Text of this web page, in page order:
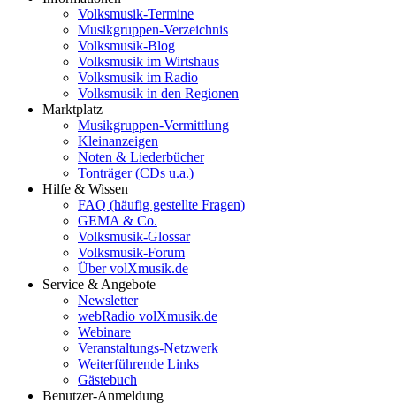
Volksmusik-Termine
Musikgruppen-Verzeichnis
Volksmusik-Blog
Volksmusik im Wirtshaus
Volksmusik im Radio
Volksmusik in den Regionen
Marktplatz
Musikgruppen-Vermittlung
Kleinanzeigen
Noten & Liederbücher
Tonträger (CDs u.a.)
Hilfe & Wissen
FAQ (häufig gestellte Fragen)
GEMA & Co.
Volksmusik-Glossar
Volksmusik-Forum
Über volXmusik.de
Service & Angebote
Newsletter
webRadio volXmusik.de
Webinare
Veranstaltungs-Netzwerk
Weiterführende Links
Gästebuch
Benutzer-Anmeldung